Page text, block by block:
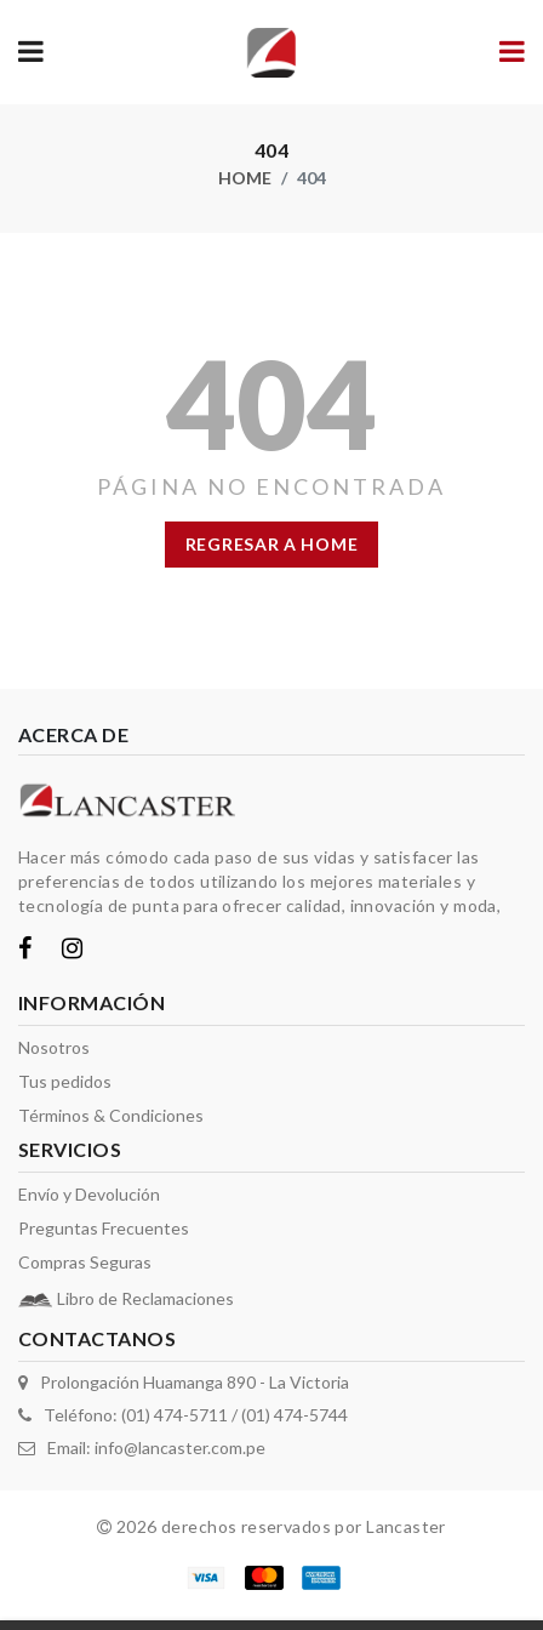
404
HOME 404
404
PÁGINA NO ENCONTRADA
REGRESAR A HOME
ACERCA DE
Hacer más cómodo cada paso de sus vidas y satisfacer las
preferencias de todos utilizando los mejores materiales y
tecnología de punta para ofrecer calidad, innovación y moda,
INFORMACIÓN
Nosotros
Tus pedidos
Términos & Condiciones
SERVICIOS
Envío y Devolución
Preguntas Frecuentes
Compras Seguras
Libro de Reclamaciones
CONTACTANOS
Prolongación Huamanga 890 - La Victoria
Teléfono: (01) 474-5711 / (01) 474-5744
Email: info@lancaster.com.pe
2026 derechos reservados por Lancaster